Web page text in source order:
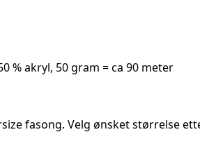
% akryl, 50 gram = ca 90 meter
fasong. Velg ønsket størrelse